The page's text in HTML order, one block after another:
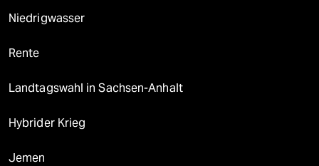
Niedrigwasser
Rente
Landtagswahl in Sachsen-Anhalt
Hybrider Krieg
Jemen